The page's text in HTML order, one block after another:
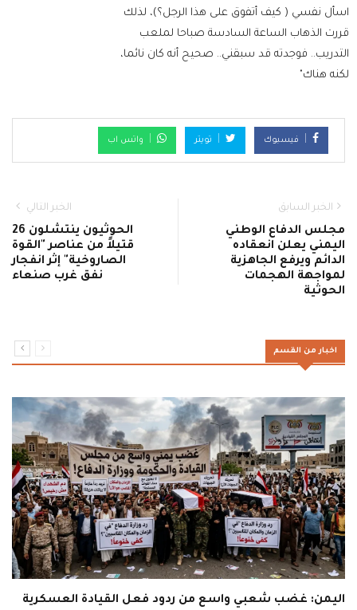
اسأل نفسي ( كيف أتفوق على هذا الرجل؟)، لذلك
قررت الذهاب الساعة السادسة صباحا لملعب
التدريب.. فوجدته قد سبقني.. صحيح أنه كان نائما،
لكنه هناك"
فيسبوك تويتر واتس اب
الخبر السابق
مجلس الدفاع الوطني
اليمني يعلن انعقاده
الدائم ويرفع الجاهزية
لمواجهة الهجمات
الحوثية
الخبر التالي
الحوثيون ينتشلون 26
قتيلاً من عناصر "القوة
الصاروخية" إثر انفجار
نفق غرب صنعاء
اخبار من القسم
اليمن: غضب شعبي واسع من ردود فعل القيادة العسكرية